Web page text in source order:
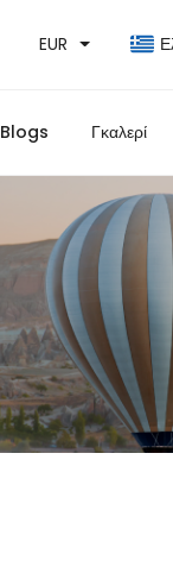
EUR
Blogs Γκαλερί